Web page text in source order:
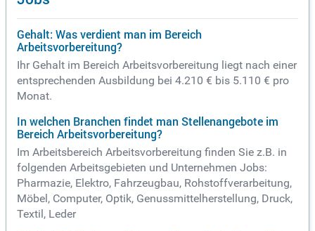
Gehalt: Was verdient man im Bereich
Arbeitsvorbereitung?
Ihr Gehalt im Bereich Arbeitsvorbereitung liegt nach einer
entsprechenden Ausbildung bei 4.210 € bis 5.110 € pro
Monat.
In welchen Branchen findet man Stellenangebote im
Bereich Arbeitsvorbereitung?
Im Arbeitsbereich Arbeitsvorbereitung finden Sie z.B. in
folgenden Arbeitsgebieten und Unternehmen Jobs:
Pharmazie, Elektro, Fahrzeugbau, Rohstoffverarbeitung,
Möbel, Computer, Optik, Genussmittelherstellung, Druck,
Textil, Leder